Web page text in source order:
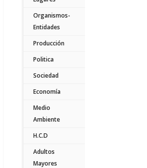
Organismos-
Entidades
Producción
Politica
Sociedad
Economía
Medio
Ambiente
H.C.D
Adultos
Mayores